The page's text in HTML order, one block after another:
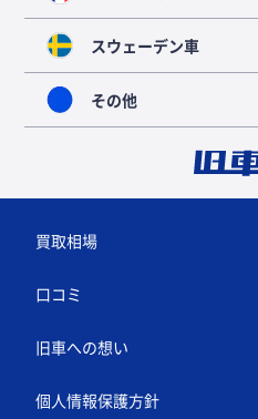
スウェーデン車
その他
買取相場
口コミ
旧車への想い
個人情報保護方針